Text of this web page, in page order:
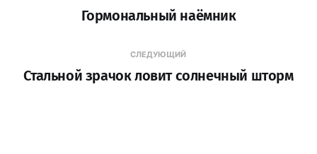
Гормональный наёмник
СЛЕДУЮЩИЙ
Стальной зрачок ловит солнечный шторм